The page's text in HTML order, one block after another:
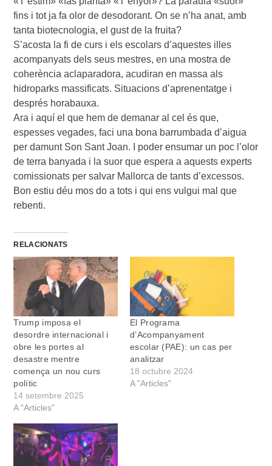
fins i tot ja fa olor de desodorant. On se n’ha anat, amb
tanta biotecnologia, el gust de la fruita?
S’acosta la fi de curs i els escolars d’aquestes illes
acompanyats dels seus mestres, en una mostra de
coherència aclaparadora, acudiran en massa als
hidroparks massificats. Situacions d’aprenentatge i
després horabauxa.
Ara i aquí el que hem de demanar al cel és que,
espesses vegades, faci una bona barrumbada d’aigua
per damunt Son Sant Joan. I poder ensumar un poc l’olor
de terra banyada i la suor que espera a aquests experts
comissionats per salvar Mallorca de tants d’excessos.
Bon estiu déu mos do a tots i qui ens vulgui mal que
rebenti.
RELACIONATS
Trump imposa el
desordre internacional i
obre les portes al
desastre mentre
comença un nou curs
polític
14 setembre 2025
A "Articles"
El Programa
d’Acompanyament
escolar (PAE): un cas per
analitzar
18 octubre 2024
A "Articles"